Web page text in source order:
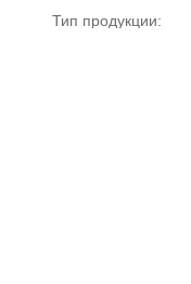
Тип продукции: